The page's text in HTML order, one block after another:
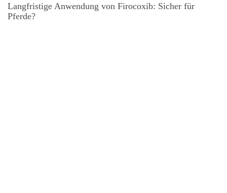
Langfristige Anwendung von Firocoxib: Sicher für
Pferde?